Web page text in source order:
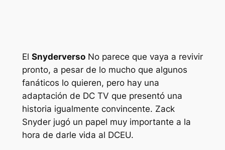
El SnyderversoNo parece que vaya a revivir
pronto, a pesar de lo mucho que algunos
fanáticos lo quieren, pero hay una
adaptación de DC TV que presentó una
historia igualmente convincente. Zack
Snyder jugó un papel muy importante a la
hora de darle vida al DCEU.